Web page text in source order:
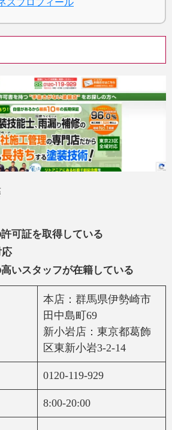
可証を取得している
応
いスタッフが在籍している
本店：群馬県伊勢崎市
田中島町69
新小岩店：東京都葛飾
区東新小岩3-2-14
0120-119-929
8:00-20:00